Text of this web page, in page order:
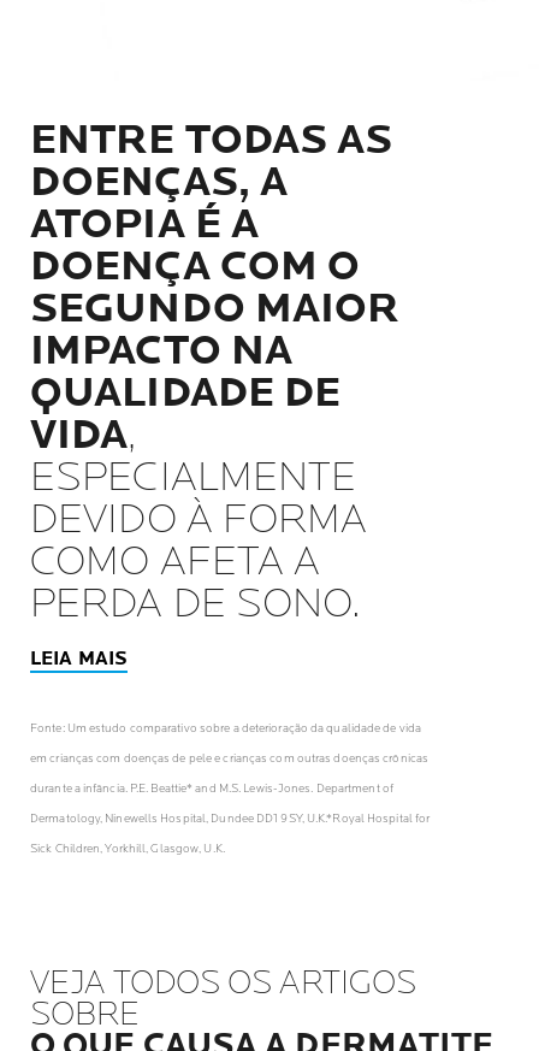
ENTRE TODAS AS
DOENÇAS, A
ATOPIA É A
DOENÇA COM O
SEGUNDO MAIOR
IMPACTO NA
QUALIDADE DE
VIDA,
ESPECIALMENTE
DEVIDO À FORMA
COMO AFETA A
PERDA DE SONO.
LEIA MAIS
Fonte: Um estudo comparativo sobre a deterioração da qualidade de vida
em crianças com doenças de pele e crianças com outras doenças crônicas
durante a infância. P.E. Beattie* and M.S. Lewis-Jones. Department of
Dermatology, Ninewells Hospital, Dundee DD1 9SY, U.K.*Royal Hospital for
Sick Children, Yorkhill, Glasgow, U.K.
VEJA TODOS OS ARTIGOS
SOBRE